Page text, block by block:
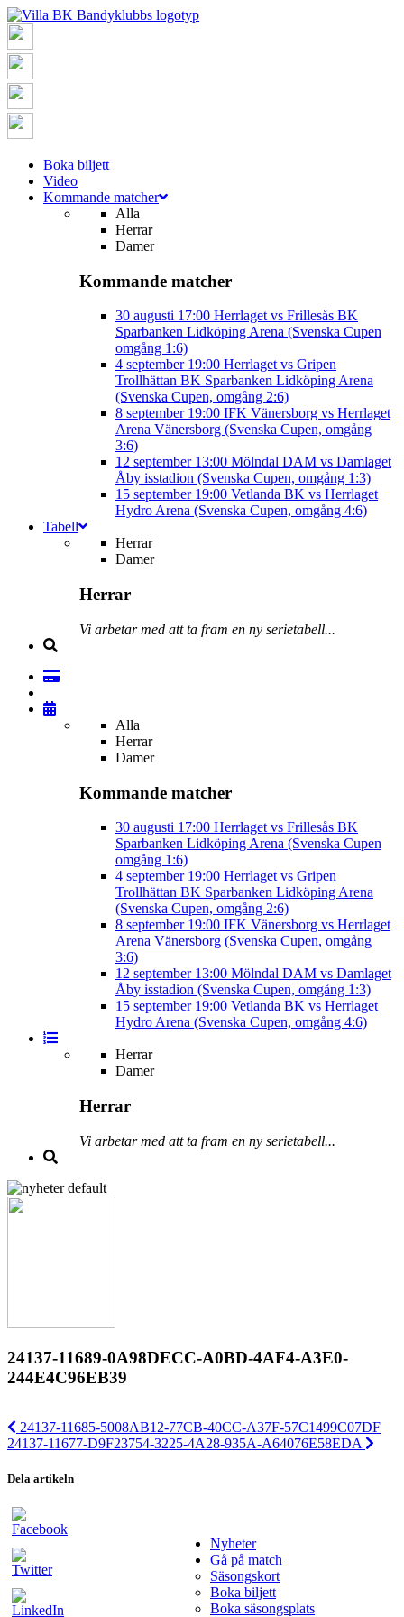
Boka biljett
Video
Kommande matcher
Alla
Herrar
Damer
Kommande matcher
30 augusti 17:00 Herrlaget vs Frillesås BK
Sparbanken Lidköping Arena (Svenska Cupen
omgång 1:6)
4 september 19:00 Herrlaget vs Gripen
Trollhättan BK Sparbanken Lidköping Arena
(Svenska Cupen, omgång 2:6)
8 september 19:00 IFK Vänersborg vs Herrlaget
Arena Vänersborg (Svenska Cupen, omgång
3:6)
12 september 13:00 Mölndal DAM vs Damlaget
Åby isstadion (Svenska Cupen, omgång 1:3)
15 september 19:00 Vetlanda BK vs Herrlaget
Hydro Arena (Svenska Cupen, omgång 4:6)
Tabell
Herrar
Damer
Herrar
Vi arbetar med att ta fram en ny serietabell...
Alla
Herrar
Damer
Kommande matcher
30 augusti 17:00 Herrlaget vs Frillesås BK
Sparbanken Lidköping Arena (Svenska Cupen
omgång 1:6)
4 september 19:00 Herrlaget vs Gripen
Trollhättan BK Sparbanken Lidköping Arena
(Svenska Cupen, omgång 2:6)
8 september 19:00 IFK Vänersborg vs Herrlaget
Arena Vänersborg (Svenska Cupen, omgång
3:6)
12 september 13:00 Mölndal DAM vs Damlaget
Åby isstadion (Svenska Cupen, omgång 1:3)
15 september 19:00 Vetlanda BK vs Herrlaget
Hydro Arena (Svenska Cupen, omgång 4:6)
Herrar
Damer
Herrar
Vi arbetar med att ta fram en ny serietabell...
24137-11689-0A98DECC-A0BD-4AF4-A3E0-
244E4C96EB39
24137-11685-5008AB12-77CB-40CC-A37F-57C1499C07DF
24137-11677-D9F23754-3225-4A28-935A-A64076E58EDA
Dela artikeln
Nyheter
Gå på match
Säsongskort
Boka biljett
Boka säsongsplats